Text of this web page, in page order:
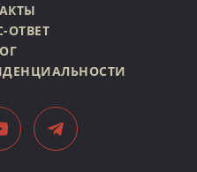
ОТВЕТ